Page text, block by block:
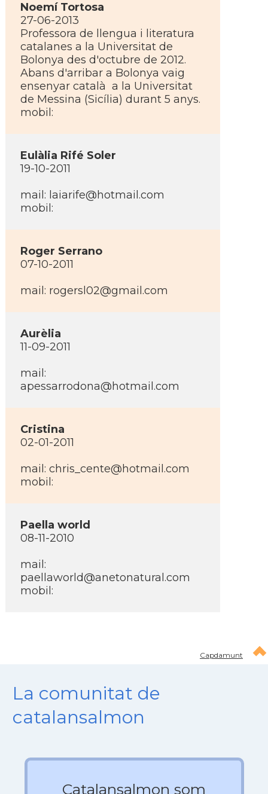
Noemí­ Tortosa
27-06-2013
Professora de llengua i literatura
catalanes a la Universitat de
Bolonya des d'octubre de 2012.
Abans d'arribar a Bolonya vaig
ensenyar català a la Universitat
de Messina (Sicí­lia) durant 5 anys.
mobil:
Eulàlia Rifé Soler
19-10-2011
mail: laiarife@hotmail.com
mobil:
Roger Serrano
07-10-2011
mail: rogersl02@gmail.com
Aurèlia
11-09-2011
mail:
apessarrodona@hotmail.com
Cristina
02-01-2011
mail: chris_cente@hotmail.com
mobil:
Paella world
08-11-2010
mail:
paellaworld@anetonatural.com
mobil:
Capdamunt
La comunitat de
catalansalmon
Catalansalmon som